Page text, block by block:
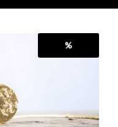
%